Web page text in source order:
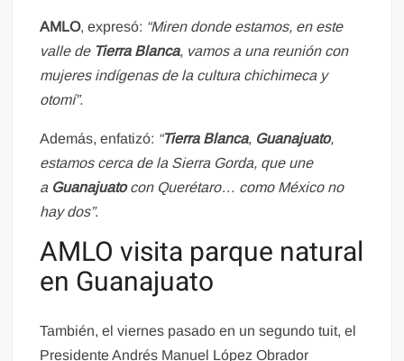
AMLO, expresó: “Miren donde estamos, en este
valle de Tierra Blanca, vamos a una reunión con
mujeres indígenas de la cultura chichimeca y
otomí”.
Además, enfatizó: “Tierra Blanca, Guanajuato,
estamos cerca de la Sierra Gorda, que une
a Guanajuatocon Querétaro… como México no
hay dos”.
AMLO visita parque natural
en Guanajuato
También, el viernes pasado en un segundo tuit, el
Presidente Andrés Manuel López Obrador